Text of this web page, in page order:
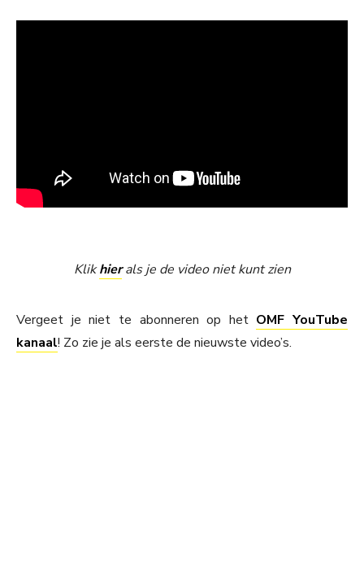
Klikhierals je de video niet kunt zien
Vergeet je niet te abonneren op het OMF YouTube
kanaal! Zo zie je als eerste de nieuwste video’s.